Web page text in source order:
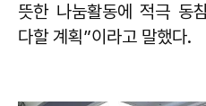
뜻한 나눔활동에 적극 동
다할 계획”이라고 말했다.